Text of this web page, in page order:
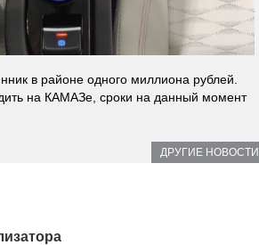
в районе одного миллиона рублей.
на КАМАЗе, сроки на данный момент
ДРУГИЕ НОВОСТИ